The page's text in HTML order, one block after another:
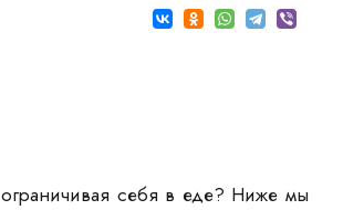
себя в еде? Ниже мы